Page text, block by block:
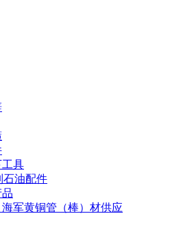
具
石油配件
军黄铜管（棒）材供应